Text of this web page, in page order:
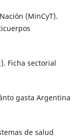
(MinCyT).
Ficha sectorial
gasta Argentina
de salud